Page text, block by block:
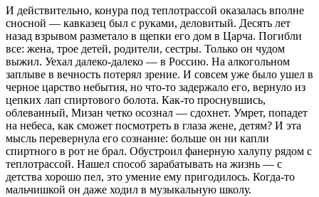
И действительно, конура под теплотрассой оказалась вполне
сносной — кавказец был с руками, деловитый. Десять лет
назад взрывом разметало в щепки его дом в Царча. Погибли
все: жена, трое детей, родители, сестры. Только он чудом
выжил. Уехал далеко-далеко — в Россию. На алкогольном
заплыве в вечность потерял зрение. И совсем уже было ушел в
черное царство небытия, но что-то задержало его, вернуло из
цепких лап спиртового болота. Как-то проснувшись,
облеванный, Мизан четко осознал — сдохнет. Умрет, попадет
на небеса, как сможет посмотреть в глаза жене, детям? И эта
мысль перевернула его сознание: больше он ни капли
спиртного в рот не брал. Обустроил фанерную халупу рядом с
теплотрассой. Нашел способ зарабатывать на жизнь — с
детства хорошо пел, это умение ему пригодилось. Когда-то
мальчишкой он даже ходил в музыкальную школу.